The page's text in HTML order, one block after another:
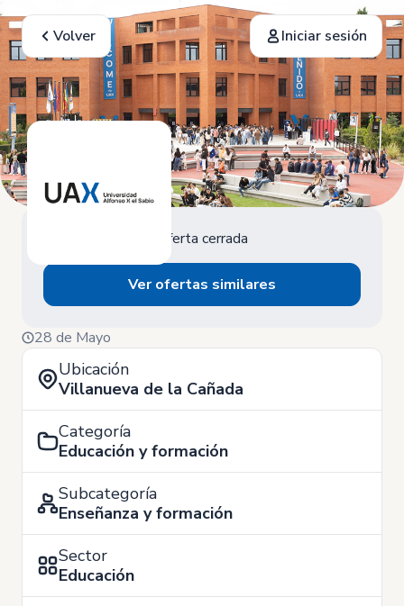
Volver Iniciar sesión
Oferta cerrada
Ver ofertas similares
28 de Mayo
Ubicación
Villanueva de la Cañada
Categoría
Educación y formación
Subcategoría
Enseñanza y formación
Sector
Educación